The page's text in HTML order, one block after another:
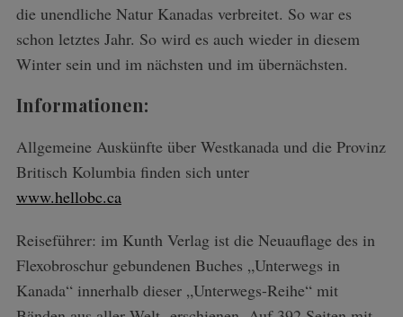
die unendliche Natur Kanadas verbreitet. So war es
schon letztes Jahr. So wird es auch wieder in diesem
Winter sein und im nächsten und im übernächsten.
Informationen:
Allgemeine Auskünfte über Westkanada und die Provinz
Britisch Kolumbia finden sich unter
www.hellobc.ca
Reiseführer: im Kunth Verlag ist die Neuauflage des in
Flexobroschur gebundenen Buches „Unterwegs in
Kanada“ innerhalb dieser „Unterwegs-Reihe“ mit